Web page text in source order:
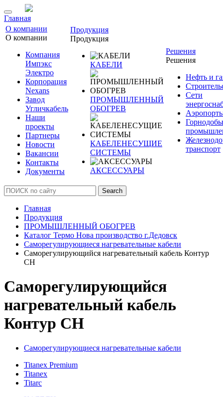
Главная
О компании
О компании
Компания
Импэкс
Электро
Корпорация
Nexans
Завод
Угличкабель
Наши
проекты
Партнеры
Новости
Вакансии
Контакты
Документы
Продукция
Продукция
КАБЕЛИ
ПРОМЫШЛЕННЫЙ
ОБОГРЕВ
КАБЕЛЕНЕСУЩИЕ
СИСТЕМЫ
АКСЕССУАРЫ
Решения
Решения
Нефть и
Сети
транспорт
Search
Главная
Продукция
ПРОМЫШЛЕННЫЙ ОБОГРЕВ
Каталог Термо Нова производство г.Дедовск
Саморегулирующиеся нагревательные кабели
Саморегулирующийся нагревательный кабель Контур
CH
Саморегулирующийся
нагревательный кабель
Контур CH
Саморегулирующиеся нагревательные кабели
Titanex Premium
Titanex
Titarc